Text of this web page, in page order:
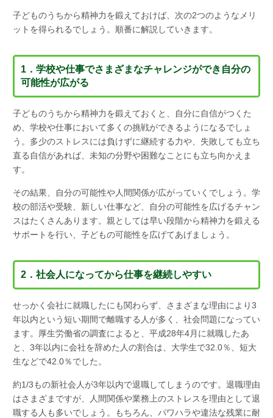
子どものうちから精神力を鍛えておけば、次の2つのようなメリ
ットを得られるでしょう。順番に解説していきます。
1．学校や仕事でさまざまなチャレンジができ自分の
可能性が広がる
子どものうちから精神力を鍛えておくと、自分に自信がつくた
め、学校や仕事において多くの挑戦ができるようになるでしょ
う。多少のストレスには負けずに継続する力や、失敗しても立ち
直る自信があれば、未知の分野や困難なことにも立ち向かえま
す。
その結果、自分の可能性や人間関係が広がっていくでしょう。学
校の部活や受験、新しい仕事など、自分の可能性を広げるチャン
スはたくさんあります。親としては早い段階から精神力を鍛える
サポートを行い、子どもの可能性を広げてあげましょう。
2．社会人になってから仕事を継続しやすい
せっかく会社に就職したにも関わらず、さまざまな理由により3
年以内という短い期間で離職する人が多く、社会問題になってい
ます。厚生労働省の調査によると、平成28年4月に就職したあ
と、3年以内に会社を辞めた人の割合は、大学生で32.0％、短大
生などで42.0％でした。
約1/3もの新社会人が3年以内で退職してしまうのです。退職理由
はさまざまですが、人間関係や業務上のストレスを理由として退
職する人も多いでしょう。もちろん、パワハラや違法な残業に耐